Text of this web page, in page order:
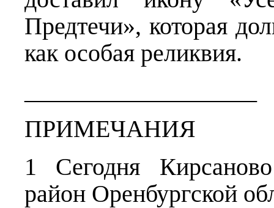
Предтечи», которая
как особая реликвия.
ПРИМЕЧАНИЯ
1 Сегодня
район Оренбургской